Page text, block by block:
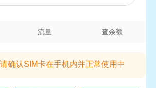
流量 查余额
确认SIM卡在手机内并正常使用中